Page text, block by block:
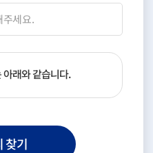
래와 같습니다.
찾기